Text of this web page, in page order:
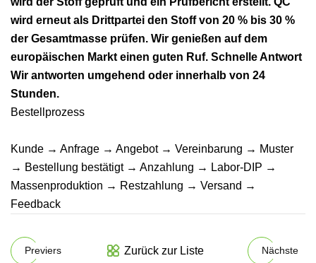
wird erneut als Drittpartei den Stoff von 20 % bis 30 %
der Gesamtmasse prüfen. Wir genießen auf dem
europäischen Markt einen guten Ruf. Schnelle Antwort
Wir antworten umgehend oder innerhalb von 24
Stunden.
Bestellprozess
Kunde → Anfrage → Angebot → Vereinbarung → Muster
→ Bestellung bestätigt → Anzahlung → Labor-DIP →
Massenproduktion → Restzahlung → Versand →
Feedback
Previers Zurück zur Liste Nächste